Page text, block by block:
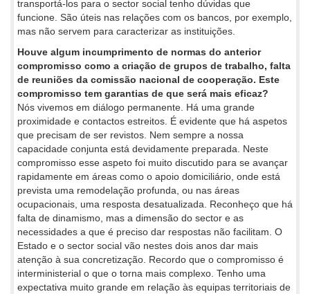
transportá-los para o sector social tenho dúvidas que
funcione. São úteis nas relações com os bancos, por exemplo,
mas não servem para caracterizar as instituições.
Houve algum incumprimento de normas do anterior
compromisso como a criação de grupos de trabalho, falta
de reuniões da comissão nacional de cooperação. Este
compromisso tem garantias de que será mais eficaz?
Nós vivemos em diálogo permanente. Há uma grande
proximidade e contactos estreitos. É evidente que há aspetos
que precisam de ser revistos. Nem sempre a nossa
capacidade conjunta está devidamente preparada. Neste
compromisso esse aspeto foi muito discutido para se avançar
rapidamente em áreas como o apoio domiciliário, onde está
prevista uma remodelação profunda, ou nas áreas
ocupacionais, uma resposta desatualizada. Reconheço que há
falta de dinamismo, mas a dimensão do sector e as
necessidades a que é preciso dar respostas não facilitam. O
Estado e o sector social vão nestes dois anos dar mais
atenção à sua concretização. Recordo que o compromisso é
interministerial o que o torna mais complexo. Tenho uma
expectativa muito grande em relação às equipas territoriais de